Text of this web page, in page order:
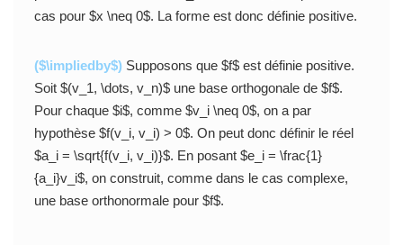
cas pour $x \neq 0$. La forme est donc définie positive.
($\impliedby$)Supposons que $f$ est définie positive.
Soit $(v_1, \dots, v_n)$ une base orthogonale de $f$.
Pour chaque $i$, comme $v_i \neq 0$, on a par
hypothèse $f(v_i, v_i) > 0$. On peut donc définir le réel
$a_i = \sqrt{f(v_i, v_i)}$. En posant $e_i = \frac{1}
{a_i}v_i$, on construit, comme dans le cas complexe,
une base orthonormale pour $f$.